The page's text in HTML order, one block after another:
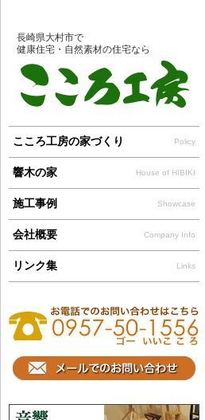
長崎県大村市で
健康住宅・自然素材の住宅なら
こころ工房の家づくり Policy
響木の家 House of HIBIKI
施工事例 Showcase
会社概要 Company Info
リンク集 Links